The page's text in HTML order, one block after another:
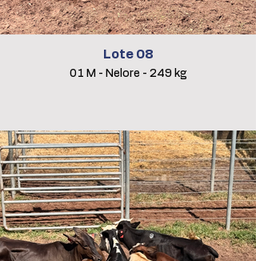
Lote 08
01 M - Nelore - 249 kg